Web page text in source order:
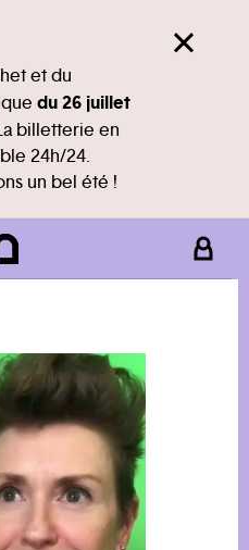
et du
du 26 juillet
billetterie en
24h/24.
un bel été !